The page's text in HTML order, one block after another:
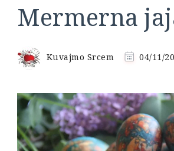
Mermerna
Kuvajmo Srcem 04/11/